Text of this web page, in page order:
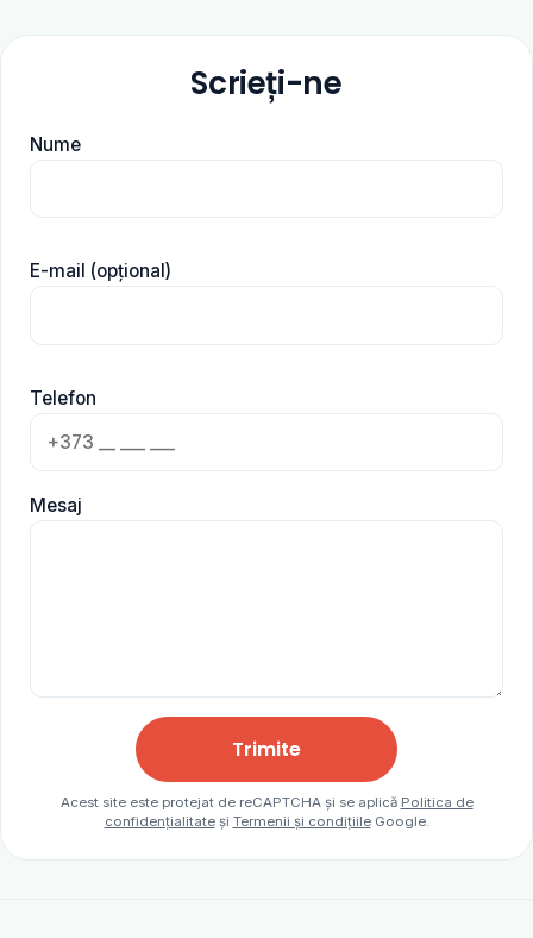
Scrieți-ne
Nume
E-mail (opțional)
Telefon
Mesaj
Trimite
Acest site este protejat de reCAPTCHA și se aplică Politica de
confidențialitateși Termenii și condițiileGoogle.